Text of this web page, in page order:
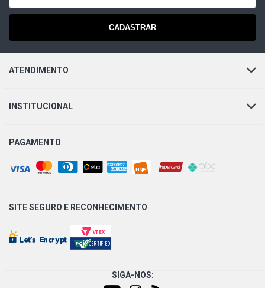
CADASTRAR
ATENDIMENTO
INSTITUCIONAL
PAGAMENTO
SITE SEGURO E RECONHECIMENTO
SIGA-NOS: